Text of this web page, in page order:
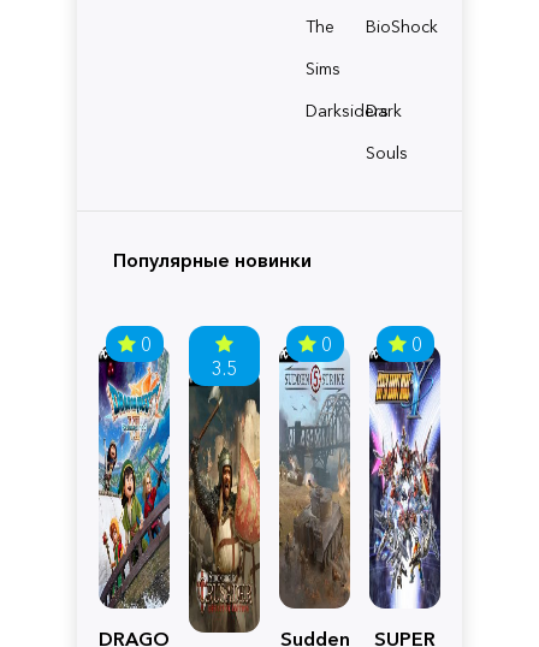
The
Sims
BioShock
Darksiders
Dark
Souls
Популярные новинки
0
DRAGON
3.5
0
Sudden
0
SUPER